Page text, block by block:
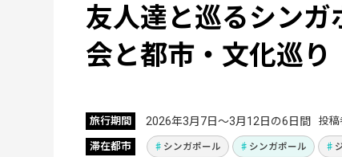
友人達と巡るシン
会と都市・文化巡り
旅行期間 2026年3月7日〜3月12日の6日間 投稿
滞在都市 シンガポール シンガポール